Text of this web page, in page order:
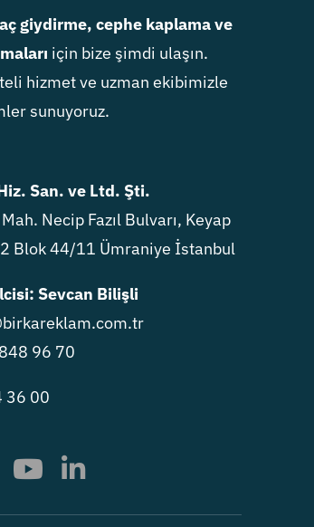
giydirme, cephe kaplama ve
için bize şimdi ulaşın.
hizmet ve uzman ekibimizle
sunuyoruz.
San. ve Ltd. Şti.
Necip Fazıl Bulvarı, Keyap
Blok 44/11 Ümraniye İstanbul
Sevcan Bilişli
96 70
36 00